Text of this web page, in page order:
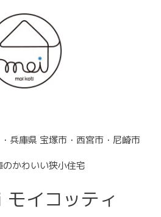
兵庫県 宝塚市・西宮市・尼崎市
のかわいい狭小住宅
イコッティ